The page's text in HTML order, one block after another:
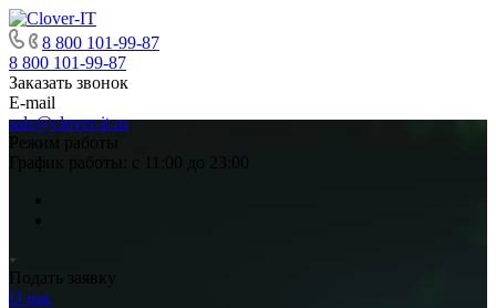
8 800 101-99-87
8 800 101-99-87
Заказать звонок
E-mail
sale@clover-it.ru
Подать заявку
О нас